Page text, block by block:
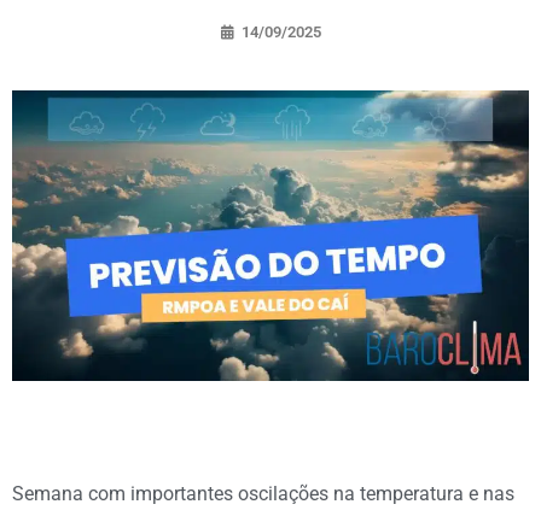
14/09/2025
Semana com importantes oscilações na temperatura e nas